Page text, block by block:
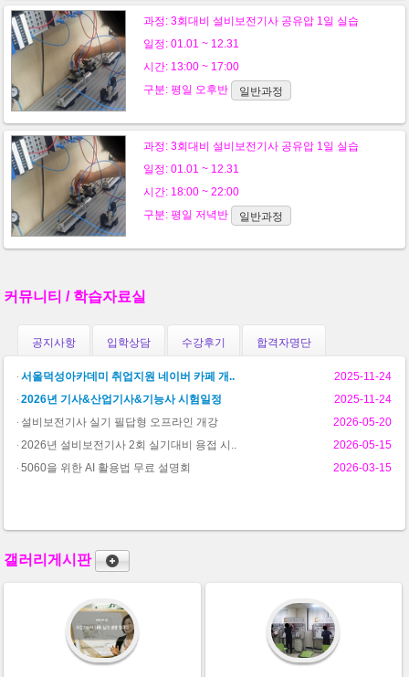
과정: 3회대비 설비보전기사 공유압 1일 실습
일정: 01.01 ~ 12.31
시간: 13:00 ~ 17:00
구분: 평일 오후반 일반과정
과정: 3회대비 설비보전기사 공유압 1일 실습
일정: 01.01 ~ 12.31
시간: 18:00 ~ 22:00
구분: 평일 저녁반 일반과정
커뮤니티 / 학습자료실
공지사항 입학상담 수강후기 합격자명단
서울덕성아카데미 취업지원 네이버 카페 개..
2025-11-24
2026년 기사&산업기사&기능사 시험일정
2025-11-24
설비보전기사 실기 필답형 오프라인 개강
2026-05-20
2026년 설비보전기사 2회 실기대비 용접 시..
2026-05-15
5060을 위한 AI 활용법 무료 설명회
2026-03-15
갤러리게시판